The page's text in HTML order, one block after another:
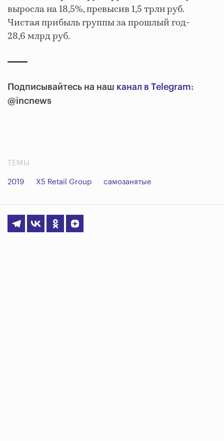
выросла на 18,5%, превысив 1,5 трлн руб.
Чистая прибыль группы за прошлый год-
28,6 млрд руб.
Подписывайтесь на наш канал в Telegram:
@incnews
ТЕМЫ
2019 X5 Retail Group самозанятые